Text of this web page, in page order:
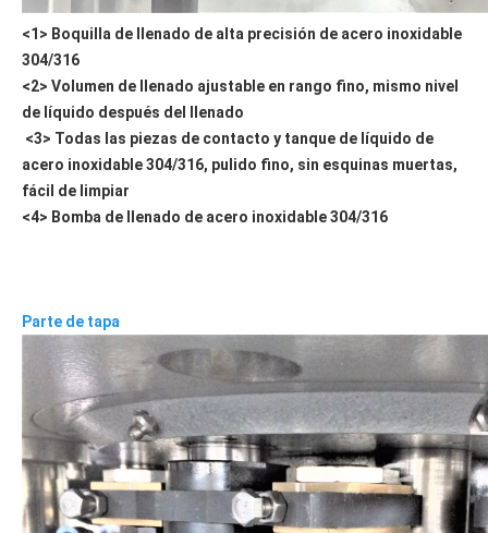
<1> Boquilla de llenado de alta precisión de acero inoxidable
304/316
<2> Volumen de llenado ajustable en rango fino, mismo nivel
de líquido después del llenado
<3> Todas las piezas de contacto y tanque de líquido de
acero inoxidable 304/316, pulido fino, sin esquinas muertas,
fácil de limpiar
<4> Bomba de llenado de acero inoxidable 304/316
Parte de tapa